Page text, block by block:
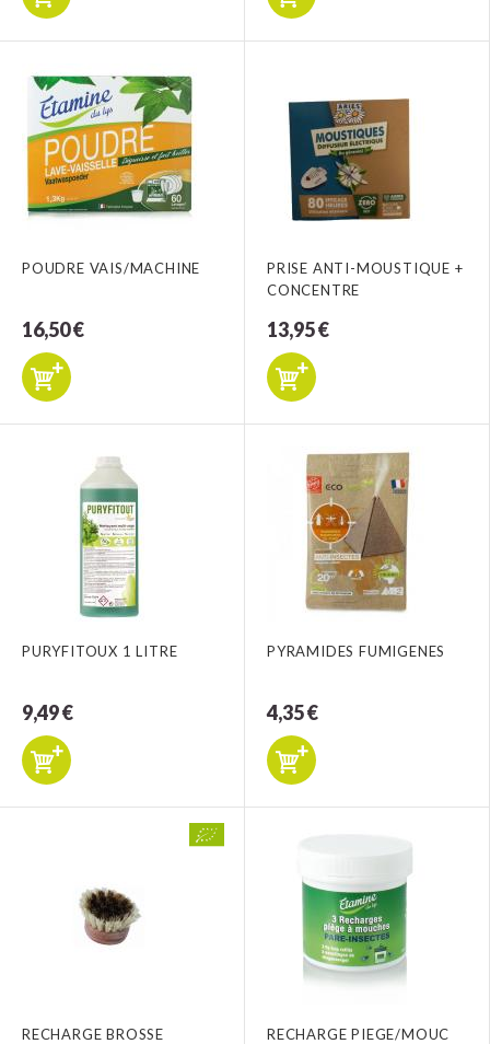
POUDRE VAIS/MACHINE
16,50 €
PRISE ANTI-MOUSTIQUE +
CONCENTRE
13,95 €
PURYFITOUX 1 LITRE
9,49 €
PYRAMIDES FUMIGENES
4,35 €
RECHARGE BROSSE
RECHARGE PIEGE/MOUC